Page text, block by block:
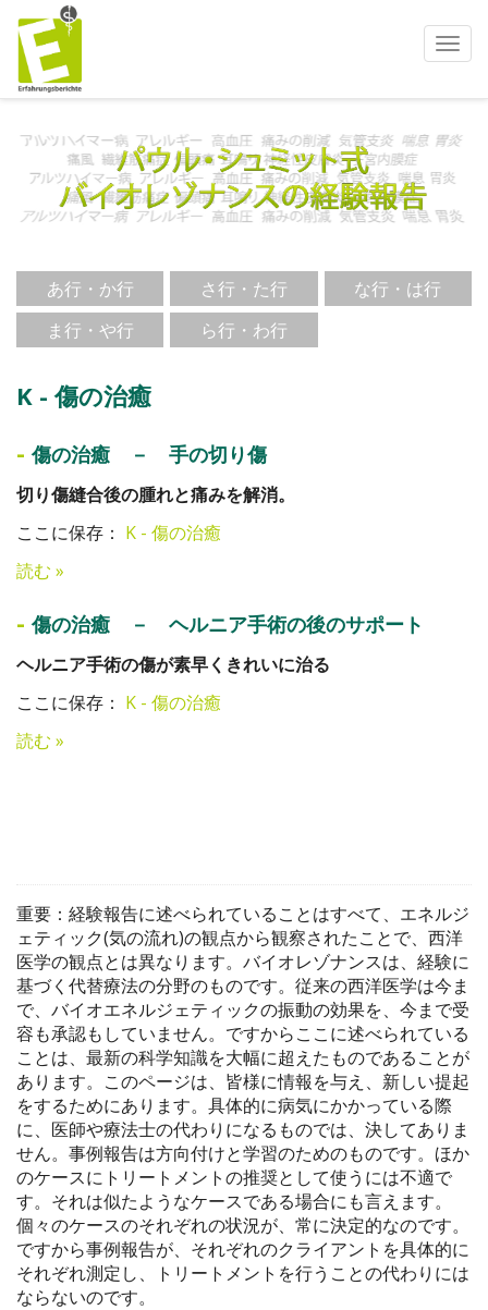
ナ
ゲ
シ
ョ
ン
を
あ行・か行
さ行・た行
な行・は行
ま行・や行
ら行・わ行
K - 傷の治癒
-傷の治癒 － 手の切り傷
切り傷縫合後の腫れと痛みを解消。
ここに保存： K - 傷の治癒
読む »
-傷の治癒 － ヘルニア手術の後のサポート
ヘルニア手術の傷が素早くきれいに治る
ここに保存： K - 傷の治癒
読む »
重要：経験報告に述べられていることはすべて、エネルジ
ェティック(気の流れ)の観点から観察されたことで、西洋
医学の観点とは異なります。バイオレゾナンスは、経験に
基づく代替療法の分野のものです。従来の西洋医学は今ま
で、バイオエネルジェティックの振動の効果を、今まで受
容も承認もしていません。ですからここに述べられている
ことは、最新の科学知識を大幅に超えたものであることが
あります。このページは、皆様に情報を与え、新しい提起
をするためにあります。具体的に病気にかかっている際
に、医師や療法士の代わりになるものでは、決してありま
せん。事例報告は方向付けと学習のためのものです。ほか
のケースにトリートメントの推奨として使うには不適で
す。それは似たようなケースである場合にも言えます。
個々のケースのそれぞれの状況が、常に決定的なのです。
ですから事例報告が、それぞれのクライアントを具体的に
それぞれ測定し、トリートメントを行うことの代わりには
ならないのです。